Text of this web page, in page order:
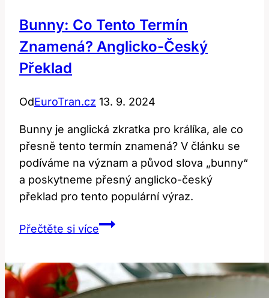
Bunny: Co Tento Termín
Znamená? Anglicko-Český
Překlad
OdEuroTran.cz 13. 9. 2024
Bunny je anglická zkratka pro králíka, ale co
přesně tento termín znamená? V článku se
podíváme na význam a původ slova „bunny“
a poskytneme přesný anglicko-český
překlad pro tento populární výraz.
Přečtěte si víceBunny:
Termín
Znamená?